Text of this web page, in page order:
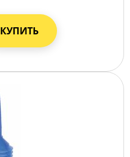
КУПИТЬ